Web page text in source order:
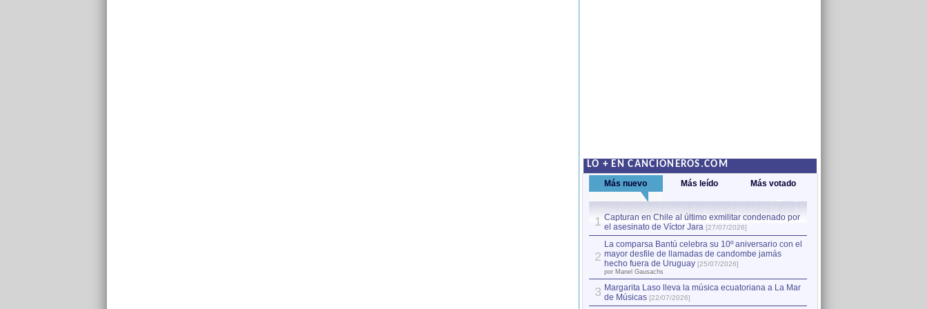
LO + EN CANCIONEROS.COM
Más nuevo Más leído Más votado
1 Capturan en Chile al último exmilitar condenado por
el asesinato de Víctor Jara [27/07/2026]
2
La comparsa Bantú celebra su 10º aniversario con el
mayor desfile de llamadas de candombe jamás
hecho fuera de Uruguay [25/07/2026]
por Manel Gausachs
3 Margarita Laso lleva la música ecuatoriana a La Mar
de Músicas [22/07/2026]